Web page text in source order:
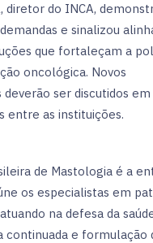
diretor do INCA,
e sinalizou
que fortaleçam a
oncológica. Novos
ser discutidos
entre as instituições.
de Mastologia é a
os especialistas em
na defesa da
continuada e formulação